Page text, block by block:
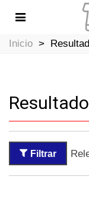
Inicio >
Filtrar